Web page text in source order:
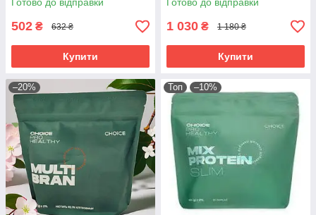
502 ₴ 632 ₴
Купити
1 030 ₴ 1 180 ₴
Купити
–20% Топ –10%